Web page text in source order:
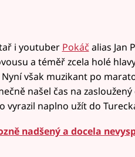
i youtuber Pokáč alias Jan
a téměř zcela holé
však muzikant po
našel čas na
vyrazil naplno užít do
nadšený a docela